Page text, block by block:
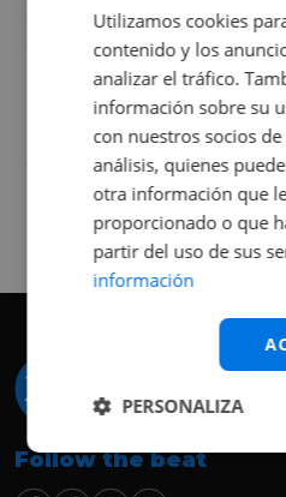
Cuando decidí vender
diferentes empresas
me dio más confianza
buenas (y tantas)
Realmente la
buena, Carolina ha
y profesional.
queda el coche, pero
recomendar el buen
hasta el último
Judit Sorribes
Follow the beat
Utilizamos cookies
contenido y los
analizar el tráfico.
información sobre su
con nuestros socios
análisis, quienes
otra información que
proporcionado o que
partir del uso de sus
información
PERSONALIZA